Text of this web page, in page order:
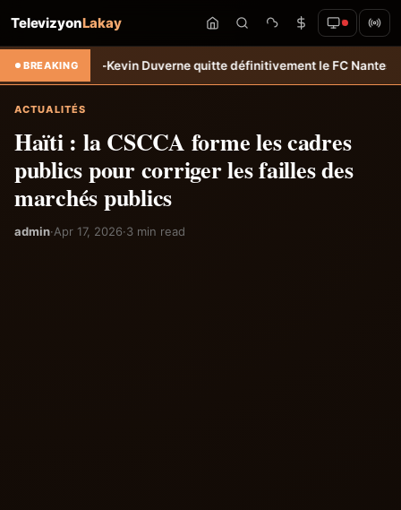
TelevizyonLakay
BREAKINGquitte définitivement le FC Nantes &#8211; Haiti-Tempo
ACTUALITÉS
Haïti : la CSCCA forme les cadres
publics pour corriger les failles des
marchés publics
admin·Apr 17, 2026·3 min read